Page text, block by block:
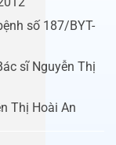
số 187/BYT-
sĩ Nguyễn Thị
Thị Hoài An